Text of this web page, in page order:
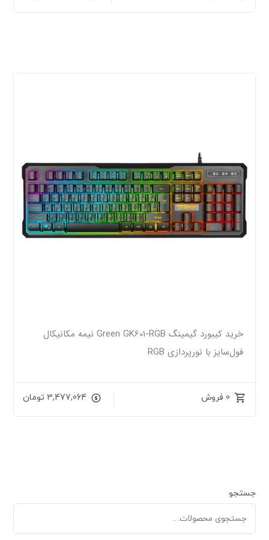
خرید کیبورد گیمینگ Green GK601-RGB نیمه مکانیکال
فول‌سایز با نورپردازی RGB
0 فروش 3,477,064 تومان
جستجو